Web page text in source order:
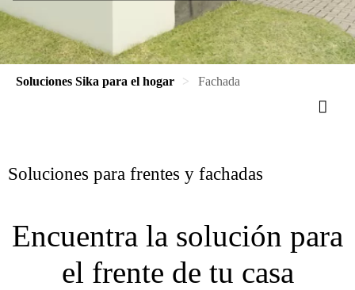
Soluciones Sika para el hogar Fachada
Soluciones para frentes y fachadas
Encuentra la solución para
el frente de tu casa